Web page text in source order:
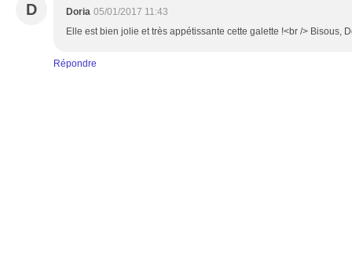
D Doria 05/01/2017 11:43
Elle est bien jolie et très appétissante cette galette !<br /> Bisous,
Répondre